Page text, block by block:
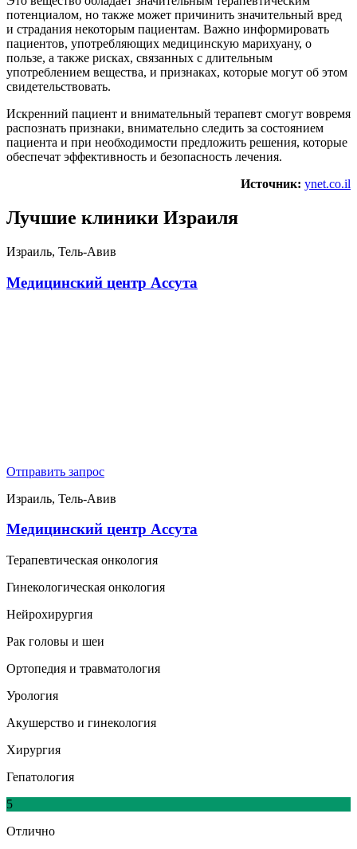
потенциалом, но также может причинить значительный вред
и страдания некоторым пациентам. Важно информировать
пациентов, употребляющих медицинскую марихуану, о
пользе, а также рисках, связанных с длительным
употреблением вещества, и признаках, которые могут об этом
свидетельствовать.
Искренний пациент и внимательный терапевт смогут вовремя
распознать признаки, внимательно следить за состоянием
пациента и при необходимости предложить решения, которые
обеспечат эффективность и безопасность лечения.
Источник: ynet.co.il
Лучшие клиники Израиля
Израиль, Тель-Авив
Медицинский центр Ассута
Отправить запрос
Израиль, Тель-Авив
Медицинский центр Ассута
Терапевтическая онкология
Гинекологическая онкология
Нейрохирургия
Рак головы и шеи
Ортопедия и травматология
Урология
Акушерство и гинекология
Хирургия
Гепатология
5
Отлично